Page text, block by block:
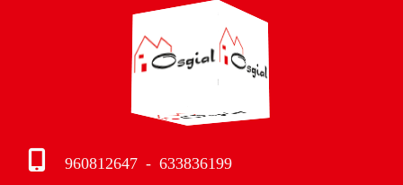
960812647 - 633836199